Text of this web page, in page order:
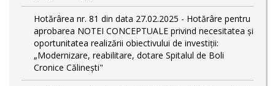
Hotărârea nr. 81 din data 27.02.2025 - Hotărâre pentru
aprobarea NOTEI CONCEPTUALE privind necesitatea și
oportunitatea realizării obiectivului de investiții:
„Modernizare, reabilitare, dotare Spitalul de Boli
Cronice Călinești"